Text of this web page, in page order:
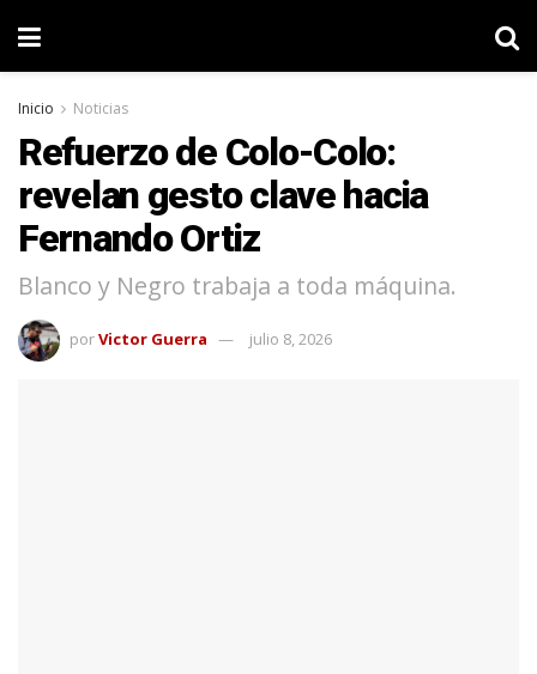
Inicio Noticias
Refuerzo de Colo-Colo:
revelan gesto clave hacia
Fernando Ortiz
Blanco y Negro trabaja a toda máquina.
porVictor Guerra julio 8, 2026